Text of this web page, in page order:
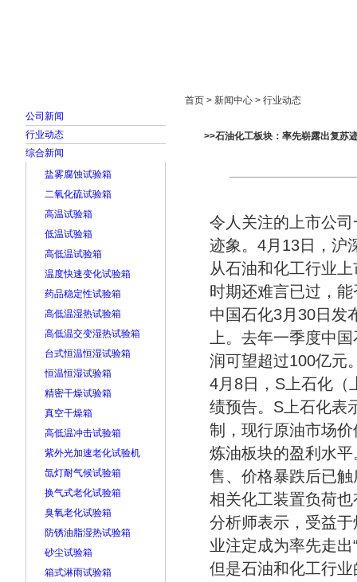
公司新闻
行业动态
综合新闻
盐雾腐蚀试验箱
二氧化硫试验箱
高温试验箱
低温试验箱
高低温试验箱
温度快速变化试验箱
药品稳定性试验箱
高低温湿热试验箱
高低温交变湿热试验箱
台式恒温恒湿试验箱
恒温恒湿试验箱
精密干燥试验箱
真空干燥箱
高低温冲击试验箱
紫外光加速老化试验机
氙灯耐气候试验箱
换气式老化试验箱
臭氧老化试验箱
防锈油脂湿热试验箱
砂尘试验箱
箱式淋雨试验箱
首页 > 新闻中心 > 行业动态
>>石油化工板块：率先崭露出复苏
令人关注的上市公
迹象。4月13日，沪
从石油和化工行业
时期还难言已过，
中国石化3月30日发
上。去年一季度中
润可望超过100亿元
4月8日，S上石化（
绩预告。S上石化表
制，现行原油市场
炼油板块的盈利水
售、价格暴跌后已
相关化工装置负荷
分析师表示，受益
业注定成为率先走出
但是石油和化工行